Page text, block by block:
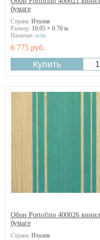
бумаге
Страна: Италия
Размер: 10.05 × 0.70 м.
Наличие: есть
6 775 руб.
Обои Portofino 400026
бумаге
Страна: Италия